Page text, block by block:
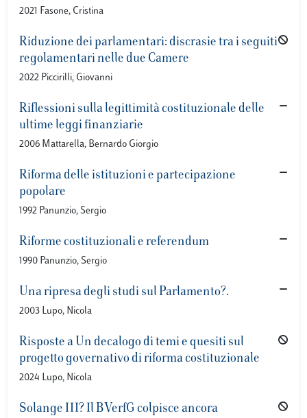
2021 Fasone, Cristina
Riduzione dei parlamentari: discrasie tra i seguiti
regolamentari nelle due Camere
2022 Piccirilli, Giovanni
Riflessioni sulla legittimità costituzionale delle
ultime leggi finanziarie
2006 Mattarella, Bernardo Giorgio
Riforma delle istituzioni e partecipazione
popolare
1992 Panunzio, Sergio
Riforme costituzionali e referendum
1990 Panunzio, Sergio
Una ripresa degli studi sul Parlamento?.
2003 Lupo, Nicola
Risposte a Un decalogo di temi e quesiti sul
progetto governativo di riforma costituzionale
2024 Lupo, Nicola
Solange III? Il BVerfG colpisce ancora